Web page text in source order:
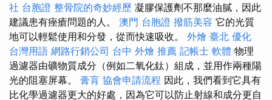
社 台胞證 整骨院的奇妙經歷 凝膠保護劑不那麼油膩，因此
建議患有痤瘡問題的人。 澳門 台胞證 撥筋美容 它的光質
地可以輕鬆使用和分發，從而快速吸收。 外燴 臺北 優化
台灣用語 網路行銷公司 台中 外燴 推薦 記帳士 軟體 物理
過濾器由礦物質成分（例如二氧化鈦）組成，並用作兩種陽
光的阻塞屏幕。 膏肓 協會申請流程 因此，我們看到它具有
比化學過濾器更大的好處，因為它可以防止射線和成分更自